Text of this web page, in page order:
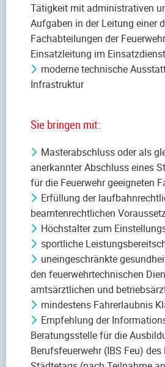
Tätigkeit mit administrativen
Aufgaben in der Leitung einer
Fachabteilungen der
Einsatzleitung im Einsatzdienst
moderne technische
Infrastruktur
Sie bringen mit:
Masterabschluss oder als
anerkannter Abschluss eines
für die Feuerwehr geeigneten
Erfüllung der
beamtenrechtlichen
Höchstalter zum
sportliche
uneingeschränkte
den feuerwehrtechnischen
amtsärztlichen und
mindestens Fahrerlaubnis
Empfehlung der
Beratungsstelle für die
Berufsfeuerwehr (IBS Feu) des